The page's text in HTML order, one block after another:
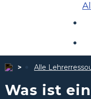
Alle
Was ist